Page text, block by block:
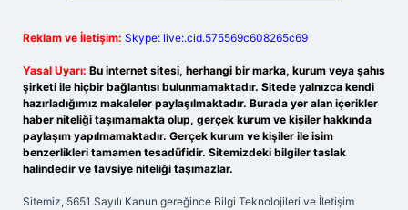
Reklam ve İletişim: Skype: live:.cid.575569c608265c69
Yasal Uyarı: Bu internet sitesi, herhangi bir marka, kurum veya şahıs
şirketi ile hiçbir bağlantısı bulunmamaktadır. Sitede yalnızca kendi
hazırladığımız makaleler paylaşılmaktadır. Burada yer alan içerikler
haber niteliği taşımamakta olup, gerçek kurum ve kişiler hakkında
paylaşım yapılmamaktadır. Gerçek kurum ve kişiler ile isim
benzerlikleri tamamen tesadüfidir. Sitemizdeki bilgiler taslak
halindedir ve tavsiye niteliği taşımazlar.
Sitemiz, 5651 Sayılı Kanun gereğince Bilgi Teknolojileri ve İletişim